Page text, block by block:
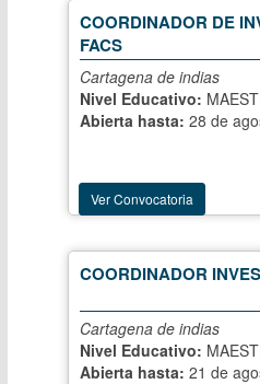
COORDINADOR DE
FACS
Cartagena de indias
Nivel Educativo:
Abierta hasta: 28 de
Ver Convocatoria
COORDINADOR
Cartagena de indias
Nivel Educativo:
Abierta hasta: 21 de